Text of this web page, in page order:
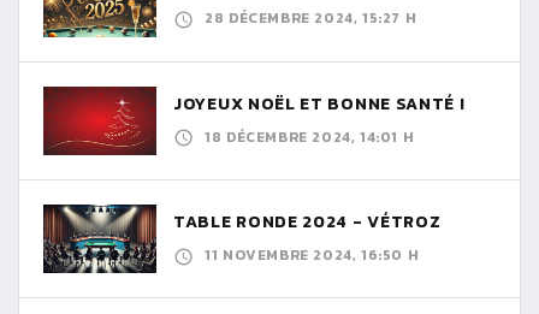
28 DÉCEMBRE 2024, 15:27 H
JOYEUX NOËL ET BONNE SANTÉ !
18 DÉCEMBRE 2024, 14:01 H
TABLE RONDE 2024 - VÉTROZ
11 NOVEMBRE 2024, 16:50 H